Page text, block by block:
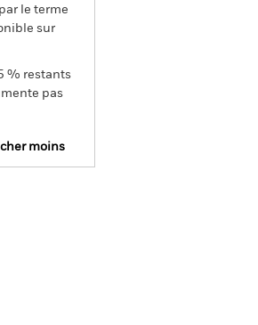
le terme
sur
% restants
pas
moins